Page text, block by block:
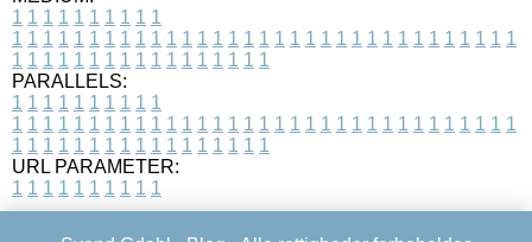
1 1 1 1 1 1 1 1 1 1
1 1 1 1 1 1 1 1 1 1 1 1 1 1 1 1 1 1 1 1 1 1 1 1 1 1 1 1 1 1 1 1 1
1 1 1 1 1 1 1 1 1 1 1 1 1 1 1 1 1
PARALLELS:
1 1 1 1 1 1 1 1 1 1
1 1 1 1 1 1 1 1 1 1 1 1 1 1 1 1 1 1 1 1 1 1 1 1 1 1 1 1 1 1 1 1 1
1 1 1 1 1 1 1 1 1 1 1 1 1 1 1 1 1
URL PARAMETER:
1 1 1 1 1 1 1 1 1 1